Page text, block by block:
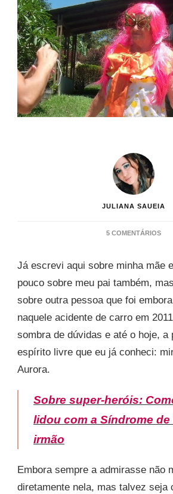
JULIANA SAUEIA
5 COMENTÁRIOSEM
Já escrevi aqui sobre minha mãe
pouco sobre meu pai também,
sobre outra pessoa que foi
naquele acidente de carro em
sombra de dúvidas e até o hoje, a
espírito livre que eu já conheci:
Aurora.
Sobre super-heróis:
lidou com a Síndrome de
irmão
Embora sempre a admirasse não
diretamente nela, mas talvez seja